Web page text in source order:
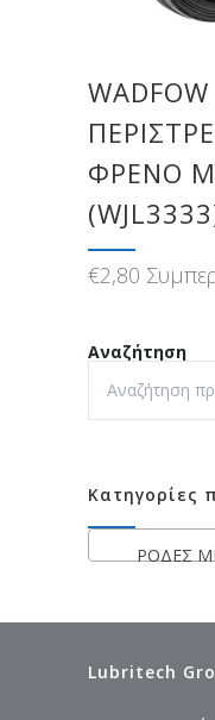
ΦΡΕΝΟ
€2,80
Αναζήτηση
Κατηγορίες
ΡΟΔΕΣ
Lubritech